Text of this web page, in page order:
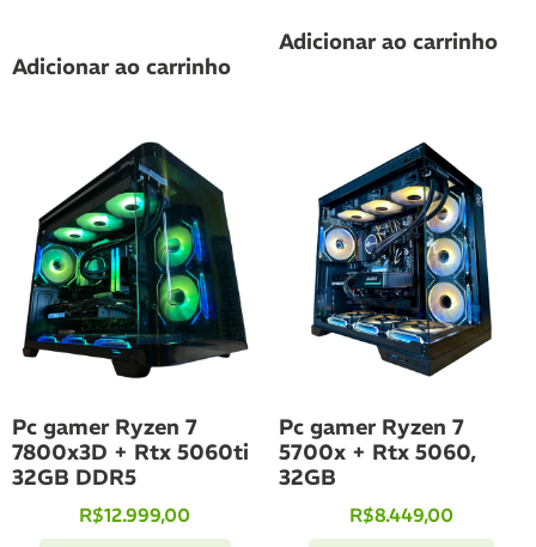
Adicionar ao carrinho
Adicionar ao carrinho
Pc gamer Ryzen 7
7800x3D + Rtx 5060ti
32GB DDR5
R$12.999,00
Pc gamer Ryzen 7
5700x + Rtx 5060,
32GB
R$8.449,00